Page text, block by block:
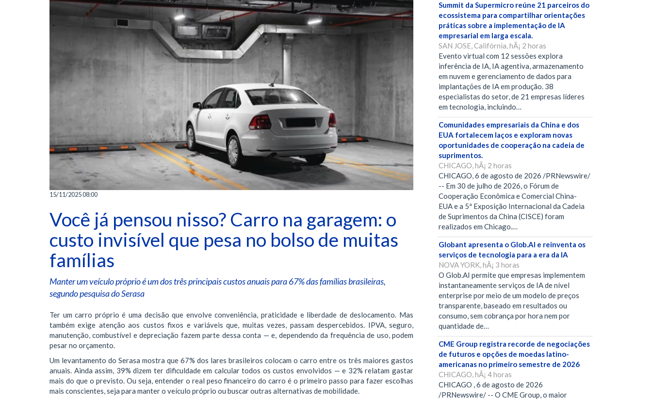
15/11/2025 08:00
Você já pensou nisso? Carro na garagem: o
custo invisível que pesa no bolso de muitas
famílias
Manter um veículo próprio é um dos três principais custos anuais para 67% das famílias brasileiras,
segundo pesquisa do Serasa
Ter um carro próprio é uma decisão que envolve conveniência, praticidade e liberdade de deslocamento. Mas
também exige atenção aos custos fixos e variáveis que, muitas vezes, passam despercebidos. IPVA, seguro,
manutenção, combustível e depreciação fazem parte dessa conta — e, dependendo da frequência de uso, podem
pesar no orçamento.
Um levantamento do Serasa mostra que 67% dos lares brasileiros colocam o carro entre os três maiores gastos
anuais. Ainda assim, 39% dizem ter dificuldade em calcular todos os custos envolvidos — e 32% relatam gastar
mais do que o previsto. Ou seja, entender o real peso financeiro do carro é o primeiro passo para fazer escolhas
mais conscientes, seja para manter o veículo próprio ou buscar outras alternativas de mobilidade.
Summit da Supermicro reúne 21 parceiros do
ecossistema para compartilhar orientações
práticas sobre a implementação de IA
empresarial em larga escala.
SAN JOSE, Califórnia, hÃ¡ 2 horas
Evento virtual com 12 sessões explora
inferência de IA, IA agentiva, armazenamento
em nuvem e gerenciamento de dados para
implantações de IA em produção. 38
especialistas do setor, de 21 empresas líderes
em tecnologia, incluindo…
Comunidades empresariais da China e dos
EUA fortalecem laços e exploram novas
oportunidades de cooperação na cadeia de
suprimentos.
CHICAGO, hÃ¡ 2 horas
CHICAGO, 6 de agosto de 2026 /PRNewswire/
-- Em 30 de julho de 2026, o Fórum de
Cooperação Econômica e Comercial China-
EUA e a 5ª Exposição Internacional da Cadeia
de Suprimentos da China (CISCE) foram
realizados em Chicago.…
Globant apresenta o Glob.AI e reinventa os
serviços de tecnologia para a era da IA
NOVA YORK, hÃ¡ 3 horas
O Glob.AI permite que empresas implementem
instantaneamente serviços de IA de nível
enterprise por meio de um modelo de preços
transparente, baseado em resultados ou
consumo, sem cobrança por hora nem por
quantidade de…
CME Group registra recorde de negociações
de futuros e opções de moedas latino-
americanas no primeiro semestre de 2026
CHICAGO, hÃ¡ 4 horas
CHICAGO , 6 de agosto de 2026
/PRNewswire/ -- O CME Group, o maior